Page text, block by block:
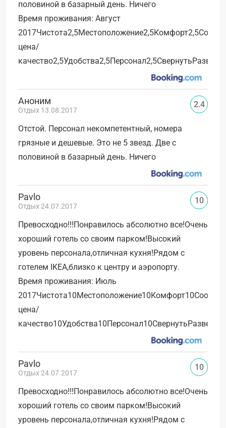
половиной в базарный день. Ничего
Время проживания: Август
цена/
Аноним
Отдых 13.08.2017
Отстой. Персонал некомпетентный, номера
грязные и дешевые. Это не 5 звезд. Две с
половиной в базарный день. Ничего
2.4
Pavlo
Отдых 24.07.2017
Превосходно!!!Понравилось абсолютно все!Очень
хороший готель со своим парком!Высокий
уровень персонала,отличная кухня!Рядом с
готелем IKEA,близко к центру и аэропорту.
Время проживания: Июль
цена/
10
Pavlo
Отдых 24.07.2017
Превосходно!!!Понравилось абсолютно все!Очень
хороший готель со своим парком!Высокий
уровень персонала,отличная кухня!Рядом с
10